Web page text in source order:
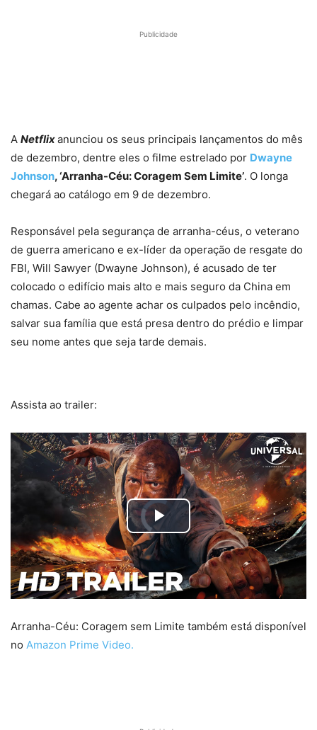
Publicidade
A Netflixanunciou os seus principais lançamentos do mês
de dezembro, dentre eles o filme estrelado por Dwayne
Johnson, ‘Arranha-Céu: Coragem Sem Limite’. O longa
chegará ao catálogo em 9 de dezembro.
Responsável pela segurança de arranha-céus, o veterano
de guerra americano e ex-líder da operação de resgate do
FBI, Will Sawyer (Dwayne Johnson), é acusado de ter
colocado o edifício mais alto e mais seguro da China em
chamas. Cabe ao agente achar os culpados pelo incêndio,
salvar sua família que está presa dentro do prédio e limpar
seu nome antes que seja tarde demais.
Assista ao trailer:
Arranha-Céu: Coragem sem Limite também está disponível
no Amazon Prime Video.